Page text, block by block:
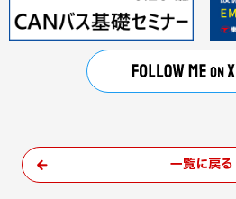
一覧に戻る